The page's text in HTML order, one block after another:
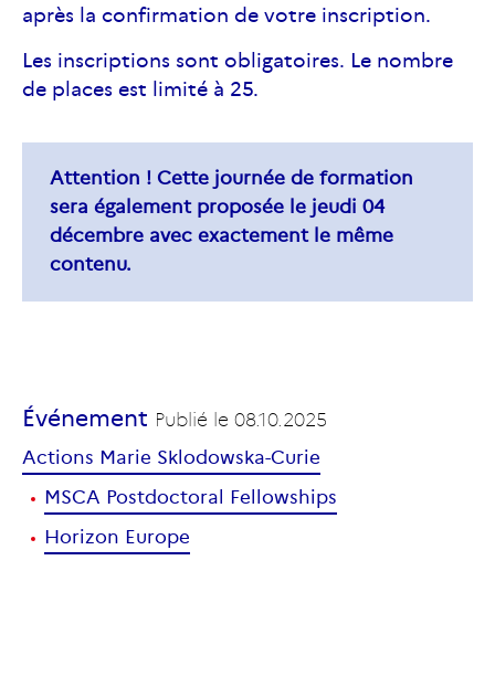
après la confirmation de votre inscription.
Les inscriptions sont obligatoires. Le nombre
de places est limité à 25.
Attention ! Cette journée de formation
sera également proposée le jeudi 04
décembre avec exactement le même
contenu.
Événement Publié le 08.10.2025
Actions Marie Sklodowska-Curie
MSCA Postdoctoral Fellowships
Horizon Europe